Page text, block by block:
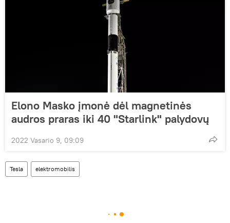
Elono Masko įmonė dėl magnetinės
audros praras iki 40 "Starlink" palydovų
2022 Vasario 9, 09:09
Tesla elektromobilis